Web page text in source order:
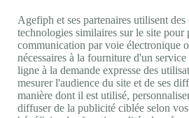
Nos autres sites
Site portail Agefiph
Activateur de progrès
Handinnov
Innovation et recherche
Université du RRH
Service AppuiPro
Agefiph et ses partenaires utilisent des
technologies similaires sur le site pour
communication par voie électronique
nécessaires à la fourniture d'un
ligne à la demande expresse des
mesurer l'audience du site et de ses
manière dont il est utilisé,
diffuser de la publicité ciblée selon